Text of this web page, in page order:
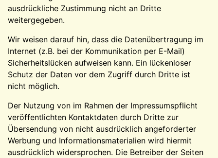
ausdrückliche Zustimmung nicht an Dritte
weitergegeben.
Wir weisen darauf hin, dass die Datenübertragung im
Internet (z.B. bei der Kommunikation per E-Mail)
Sicherheitslücken aufweisen kann. Ein lückenloser
Schutz der Daten vor dem Zugriff durch Dritte ist
nicht möglich.
Der Nutzung von im Rahmen der Impressumspflicht
veröffentlichten Kontaktdaten durch Dritte zur
Übersendung von nicht ausdrücklich angeforderter
Werbung und Informationsmaterialien wird hiermit
ausdrücklich widersprochen. Die Betreiber der Seiten